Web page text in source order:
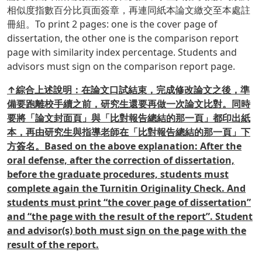
相似度指數百分比頁面簽章，再連同紙本論文繳交至本處註
冊組。To print 2 pages: one is the cover page of
dissertation, the other one is the comparison report
page with similarity index percentage. Students and
advisors must sign on the comparison report page.
↑綜合上述說明：在論文口試結束，完成修改論文之後，準
備要跑離校手續之前，研究生還要再做一次論文比對。同時
要將「論文封面頁」與「比對報告總結的那一頁」都印出紙
本，再由研究生與指導老師在「比對報告總結的那一頁」下
方簽名。Based on the above explanation: After the
oral defense, after the correction of dissertation,
before the graduate procedures, students must
complete again the Turnitin Originality Check. And
students must print “the cover page of dissertation”
and “the page with the result of the report”. Student
and advisor(s) both must sign on the page with the
result of the report.